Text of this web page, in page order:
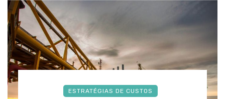
ESTRATÉGIAS DE CUSTOS